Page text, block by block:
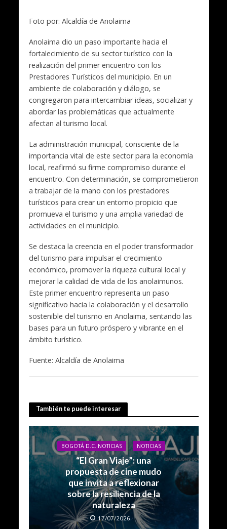
Foto por: Alcaldía de Anolaima
Anolaima dio un paso importante hacia el
fortalecimiento de su sector turístico con la
realización del primer encuentro con los
Prestadores Turísticos del municipio. En un
ambiente de colaboración y diálogo, se
congregaron para intercambiar ideas, socializar y
abordar las problemáticas que actualmente
afectan al turismo local.
La administración municipal, consciente de la
importancia vital de este sector para la economía
local, reafirmó su firme compromiso durante el
encuentro. Con determinación, se comprometieron
a trabajar de la mano con los prestadores
turísticos para crear un entorno propicio que
promueva el turismo y una amplia variedad de
actividades en el municipio.
Se destaca la creencia en el poder transformador
del turismo para impulsar el crecimiento
económico, promover la riqueza cultural local y
mejorar la calidad de vida de los anolaimunos.
Este primer encuentro representa un paso
significativo hacia la colaboración y el desarrollo
sostenible del turismo en Anolaima, sentando las
bases para un futuro próspero y vibrante en el
ámbito turístico.
Fuente: Alcaldía de Anolaima
También te puede interesar
BOGOTÁ D.C. NOTICIAS NOTICIAS
“El Gran Viaje”: una
propuesta de cine mudo
que invita a reflexionar
sobre la resiliencia de la
naturaleza
17/07/2026